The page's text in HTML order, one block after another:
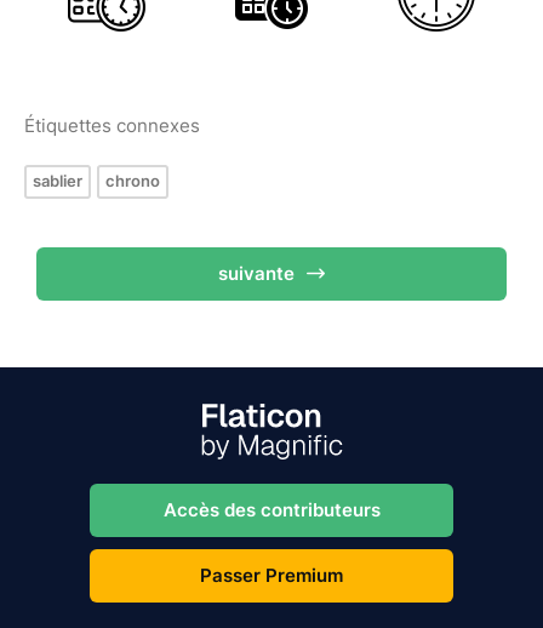
Étiquettes connexes
sablier chrono
suivante
Accès des contributeurs
Passer Premium